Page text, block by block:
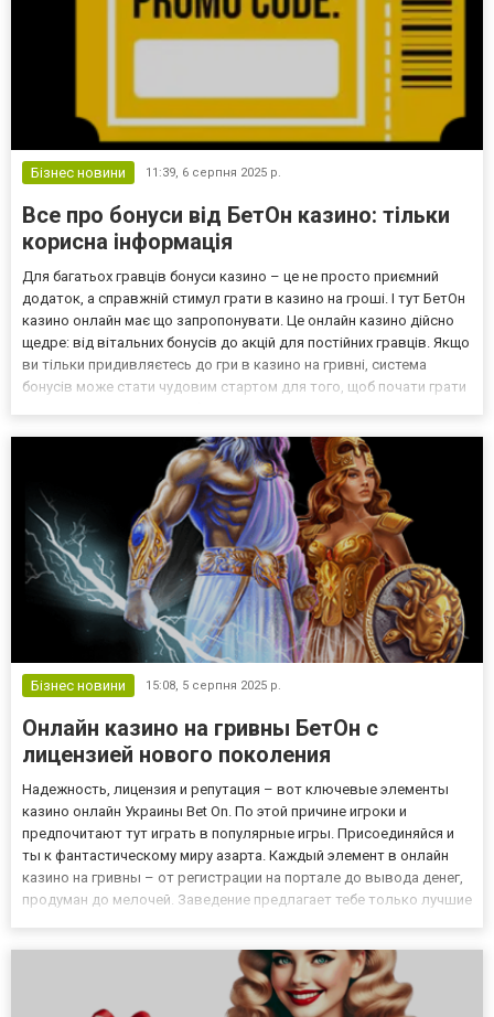
Бізнес новини 11:39, 6 серпня 2025 р.
Все про бонуси від БетОн казино: тільки
корисна інформація
Для багатьох гравців бонуси казино – це не просто приємний
додаток, а справжній стимул грати в казино на гроші. І тут БетОн
казино онлайн має що запропонувати. Це онлайн казино дійсно
щедре: від вітальних бонусів до акцій для постійних гравців. Якщо
ви тільки придивляєтесь до гри в казино на гривні, система
бонусів може стати чудовим стартом для того, щоб почати грати
Бізнес новини 15:08, 5 серпня 2025 р.
Онлайн казино на гривны БетОн с
лицензией нового поколения
Надежность, лицензия и репутация – вот ключевые элементы
казино онлайн Украины Bet On. По этой причине игроки и
предпочитают тут играть в популярные игры. Присоединяйся и
ты к фантастическому миру азарта. Каждый элемент в онлайн
казино на гривны – от регистрации на портале до вывода денег,
продуман до мелочей. Заведение предлагает тебе только лучшие